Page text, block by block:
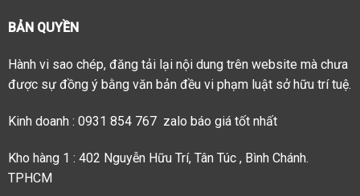
BẢN QUYỀN
Hành vi sao chép, đăng tải lại nội dung trên website mà chưa
được sự đồng ý bằng văn bản đều vi phạm luật sở hữu trí tuệ.
Kinh doanh : 0931 854 767 zalo báo giá tốt nhất
Kho hàng 1 : 402 Nguyễn Hữu Trí, Tân Túc , Bình Chánh.
TPHCM